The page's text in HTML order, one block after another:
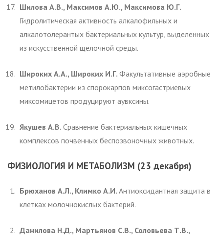
Шилова А.В., Максимов А.Ю., Максимова Ю.Г.
Гидролитическая активность алкалофильных и
алкалотолерантых бактериальных культур, выделенных
из искусственной щелочной среды.
Широких А.А., Широких И.Г. Факультативные аэробные
метилобактерии из спорокарпов миксогастриевых
миксомицетов продуцируют аувксины.
Якушев А.В. Сравнение бактериальных кишечных
комплексов почвенных беспозвоночных животных.
ФИЗИОЛОГИЯ И МЕТАБОЛИЗМ (23 декабря)
Брюханов А.Л., Климко А.И. Антиоксидантная защита в
клетках молочнокислых бактерий.
Данилова Н.Д., Мартьянов С.В., Соловьева Т.В.,